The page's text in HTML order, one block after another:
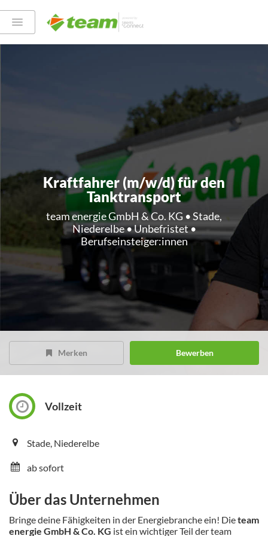
Kraftfahrer (m/w/d) für den
Tanktransport
team energie GmbH & Co. KG • Stade,
Niederelbe • Unbefristet •
Berufseinsteiger:innen
Merken Bewerben
Vollzeit
Stade, Niederelbe
ab sofort
Über das Unternehmen
Bringe deine Fähigkeiten in der Energiebranche ein! Dieteam
energie GmbH & Co. KG ist ein wichtiger Teil der team